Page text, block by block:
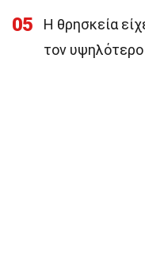
05
Η θρησκεία
τον υψηλότερο